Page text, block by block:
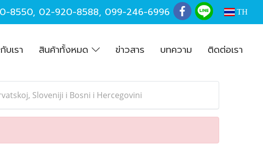
8550, 02-920-8588, 099-246-6996 TH
บเรา สินค้าทั้งหมด ข่าวสาร บทความ ติดต่อเรา
Sloveniji i Bosni i Hercegovini